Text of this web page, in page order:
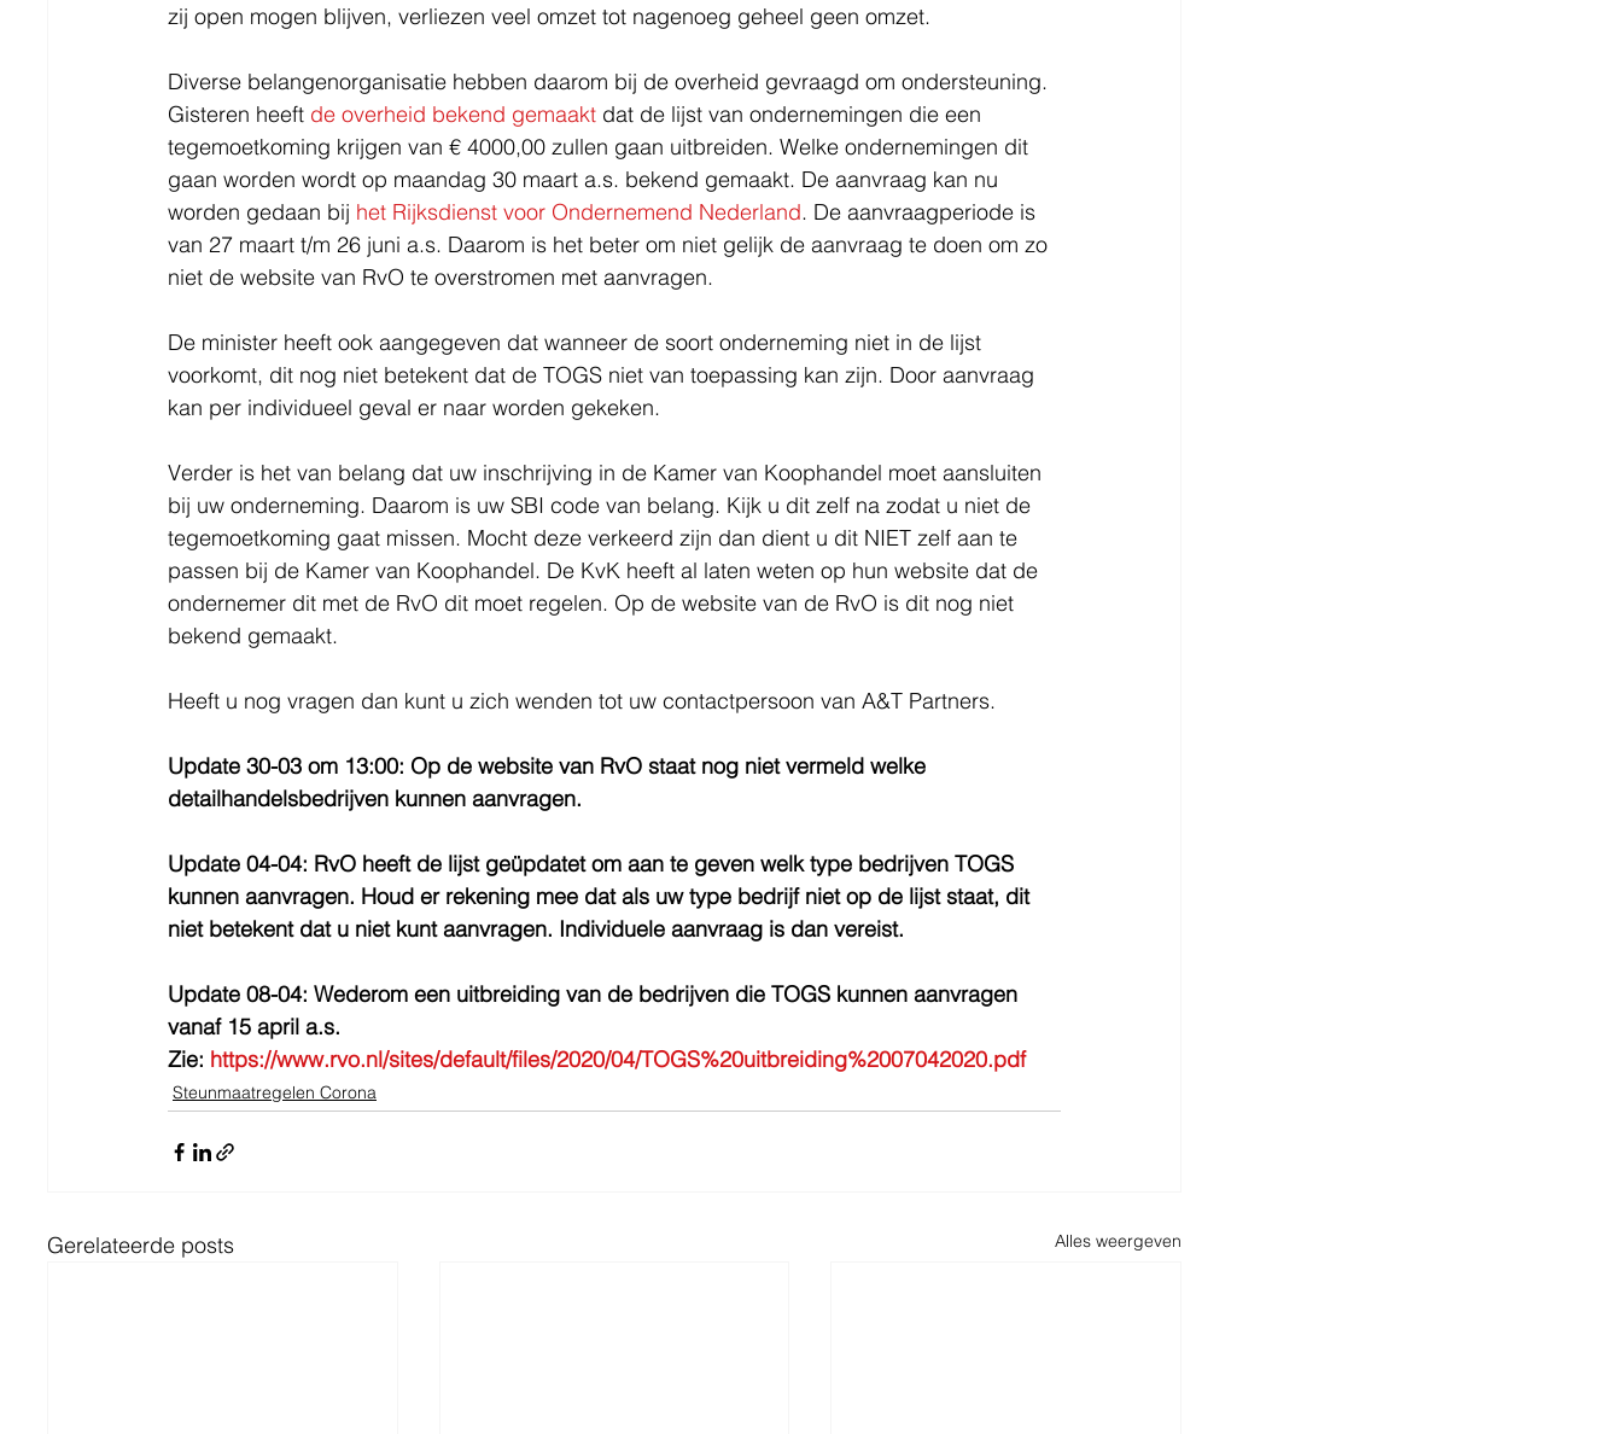
zij open mogen blijven, verliezen veel omzet tot nagenoeg geheel geen omzet.
Diverse belangenorganisatie hebben daarom bij de overheid gevraagd om ondersteuning.
Gisteren heeft de overheid bekend gemaakt dat de lijst van ondernemingen die een
tegemoetkoming krijgen van € 4000,00 zullen gaan uitbreiden. Welke ondernemingen dit
gaan worden wordt op maandag 30 maart a.s. bekend gemaakt. De aanvraag kan nu
worden gedaan bij het Rijksdienst voor Ondernemend Nederland. De aanvraagperiode is
van 27 maart t/m 26 juni a.s. Daarom is het beter om niet gelijk de aanvraag te doen om zo
niet de website van RvO te overstromen met aanvragen.
De minister heeft ook aangegeven dat wanneer de soort onderneming niet in de lijst
voorkomt, dit nog niet betekent dat de TOGS niet van toepassing kan zijn. Door aanvraag
kan per individueel geval er naar worden gekeken.
Verder is het van belang dat uw inschrijving in de Kamer van Koophandel moet aansluiten
bij uw onderneming. Daarom is uw SBI code van belang. Kijk u dit zelf na zodat u niet de
tegemoetkoming gaat missen. Mocht deze verkeerd zijn dan dient u dit NIET zelf aan te
passen bij de Kamer van Koophandel. De KvK heeft al laten weten op hun website dat de
ondernemer dit met de RvO dit moet regelen. Op de website van de RvO is dit nog niet
bekend gemaakt.
Heeft u nog vragen dan kunt u zich wenden tot uw contactpersoon van A&T Partners.
Update 30-03 om 13:00: Op de website van RvO staat nog niet vermeld welke
detailhandelsbedrijven kunnen aanvragen.
Update 04-04: RvO heeft de lijst geüpdatet om aan te geven welk type bedrijven TOGS
kunnen aanvragen. Houd er rekening mee dat als uw type bedrijf niet op de lijst staat, dit
niet betekent dat u niet kunt aanvragen. Individuele aanvraag is dan vereist.
Update 08-04: Wederom een uitbreiding van de bedrijven die TOGS kunnen aanvragen
vanaf 15 april a.s.
Zie: https://www.rvo.nl/sites/default/files/2020/04/TOGS%20uitbreiding%2007042020.pdf
Steunmaatregelen Corona
Gerelateerde posts Alles weergeven